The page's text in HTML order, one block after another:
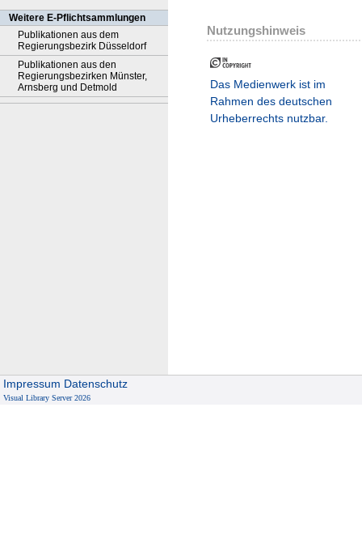
Weitere E-Pflichtsammlungen
Publikationen aus dem
Regierungsbezirk Düsseldorf
Publikationen aus den
Regierungsbezirken Münster,
Arnsberg und Detmold
Nutzungshinweis
Das Medienwerk ist im
Rahmen des deutschen
Urheberrechts nutzbar.
Impressum Datenschutz
Visual Library Server 2026